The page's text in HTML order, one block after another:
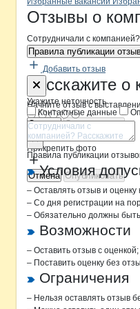
Бренды
Вакансии в
Новости o
Отзывы о
Сотрудничали с
Правила публикации
Добавить отзыв
Расскажите о
Начните отзыв с
Прикрепить фото
Отмена Опубликовать
Форма
Укажите неточность
Контактные данные
Отмена Опубликовать
Правила публикации
Условия
– Оставлять отзыв и
– Со дня регистрации на
– Обязательно должны
Возможности
– Оставить отзыв с оценкой;
– Поставить оценку без
Ограничения
– Нельзя оставлять отзыв